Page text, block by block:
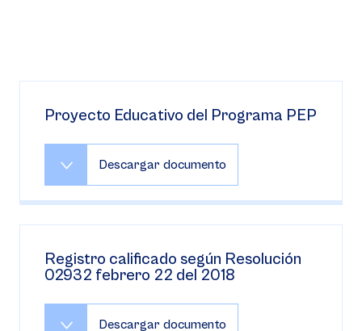
Proyecto Educativo del Programa PEP
Descargar documento
Registro calificado según Resolución
02932 febrero 22 del 2018
Descargar documento